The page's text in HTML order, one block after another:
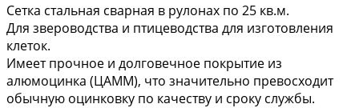
Сетка стальная сварная в рулонах по 25 кв.м.
Для звероводства и птицеводства для изготовления
клеток.
Имеет прочное и долговечное покрытие из
алюмоцинка (ЦАММ), что значительно превосходит
обычную оцинковку по качеству и сроку службы.